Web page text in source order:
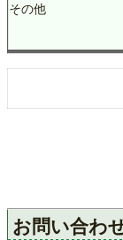
その他
お問い合わ